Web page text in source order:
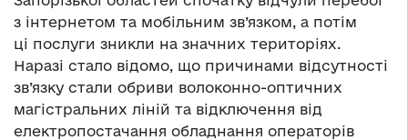
з інтернетом та мобільним зв’язком, а потім
ці послуги зникли на значних територіях.
Наразі стало відомо, що причинами відсутності
зв’язку стали обриви волоконно-оптичних
магістральних ліній та відключення від
електропостачання обладнання операторів